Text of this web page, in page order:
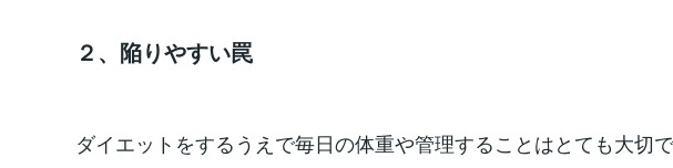
２、陥りやすい罠
ダイエットをするうえで毎日の体重や管理することはとても大切